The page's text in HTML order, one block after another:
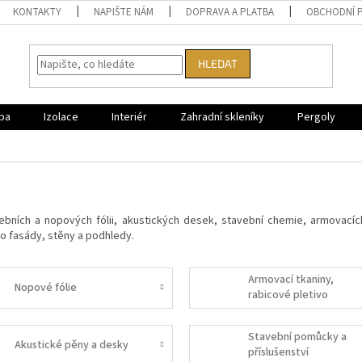
KONTAKTY NAPIŠTE NÁM DOPRAVA A PLATBA OBCHODNÍ
HLEDAT
Izolace Interiér Zahradní skleníky Pergoly
a nopových fólii, akustických desek, stavební chemie,
fasády, stěny a podhledy.
Nopové fólie
Armovací tkaniny,
rabicové pletivo
Akustické pěny a desky
Stavební pomůcky a
příslušenství